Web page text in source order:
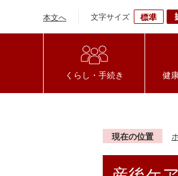
本文へ 文字サイズ
くらし・手続き 健
現在の位置